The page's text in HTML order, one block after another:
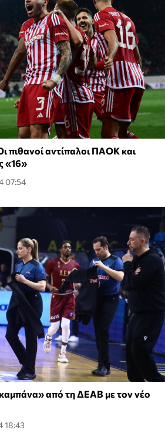
πιθανοί αντίπαλοι ΠΑΟΚ και
«16»
07:54
από τη ΔΕΑΒ με τον νέο
18:43